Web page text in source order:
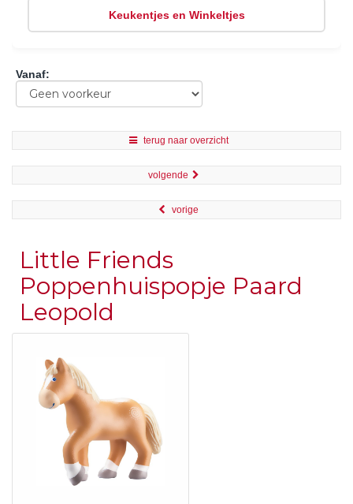
Keukentjes en Winkeltjes
Vanaf:
terug naar overzicht
volgende
vorige
Little Friends
Poppenhuispopje Paard
Leopold